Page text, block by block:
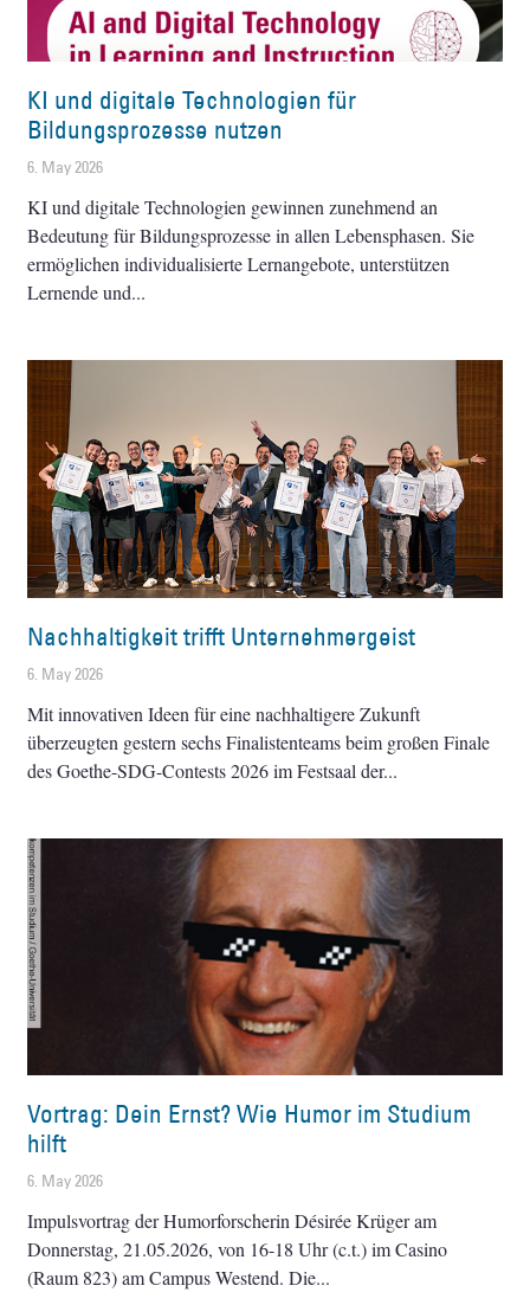
KI und digitale Technologien für
Bildungsprozesse nutzen
6. May 2026
KI und digitale Technologien gewinnen zunehmend an
Bedeutung für Bildungsprozesse in allen Lebensphasen. Sie
ermöglichen individualisierte Lernangebote, unterstützen
Lernende und
Nachhaltigkeit trifft Unternehmergeist
6. May 2026
Mit innovativen Ideen für eine nachhaltigere Zukunft
überzeugten gestern sechs Finalistenteams beim großen Finale
des Goethe-SDG-Contests 2026 im Festsaal der
Vortrag: Dein Ernst? Wie Humor im Studium
hilft
6. May 2026
Impulsvortrag der Humorforscherin Désirée Krüger am
Donnerstag, 21.05.2026, von 16-18 Uhr (c.t.) im Casino
(Raum 823) am Campus Westend. Die